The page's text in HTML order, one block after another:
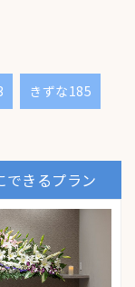
きずな185
できるプラン